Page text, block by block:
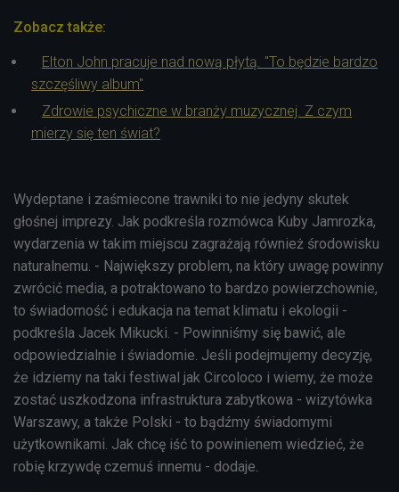
Zobacz także:
Elton John pracuje nad nową płytą. "To będzie bardzo
szczęśliwy album"
Zdrowie psychiczne w branży muzycznej. Z czym
mierzy się ten świat?
Wydeptane i zaśmiecone trawniki to nie jedyny skutek
głośnej imprezy. Jak podkreśla rozmówca Kuby Jamrozka,
wydarzenia w takim miejscu zagrażają również środowisku
naturalnemu. - Największy problem, na który uwagę powinny
zwrócić media, a potraktowano to bardzo powierzchownie,
to świadomość i edukacja na temat klimatu i ekologii -
podkreśla Jacek Mikucki. - Powinniśmy się bawić, ale
odpowiedzialnie i świadomie. Jeśli podejmujemy decyzję,
że idziemy na taki festiwal jak Circoloco i wiemy, że może
zostać uszkodzona infrastruktura zabytkowa - wizytówka
Warszawy, a także Polski - to bądźmy świadomymi
użytkownikami. Jak chcę iść to powinienem wiedzieć, że
robię krzywdę czemuś innemu - dodaje.